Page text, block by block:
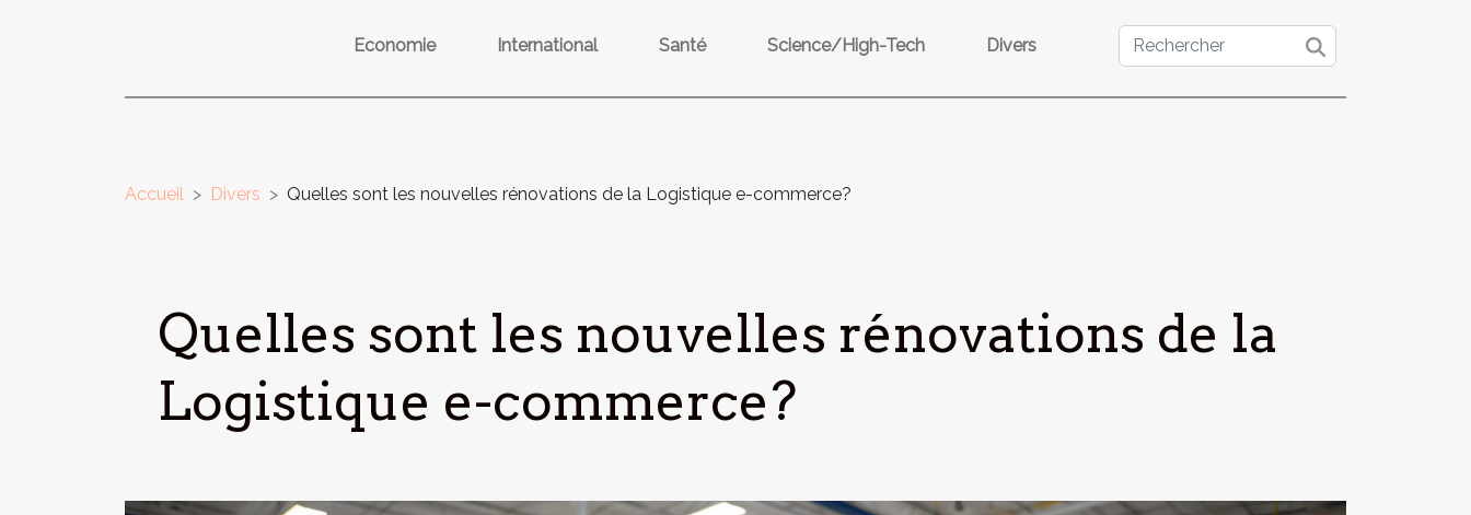
Economie International Santé Science/High-Tech Divers
Accueil Divers Quelles sont les nouvelles rénovations de la Logistique e-commerce?
Quelles sont les nouvelles rénovations de la
Logistique e-commerce?